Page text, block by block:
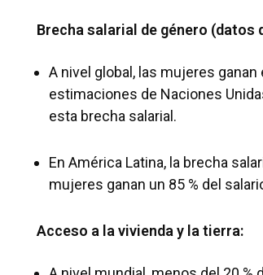
Brecha salarial de género (datos
A nivel global, las mujeres
estimaciones de Naciones
esta brecha salarial.
En América Latina, la brecha
mujeres ganan un 85 % del
Acceso a la vivienda y la tierra: